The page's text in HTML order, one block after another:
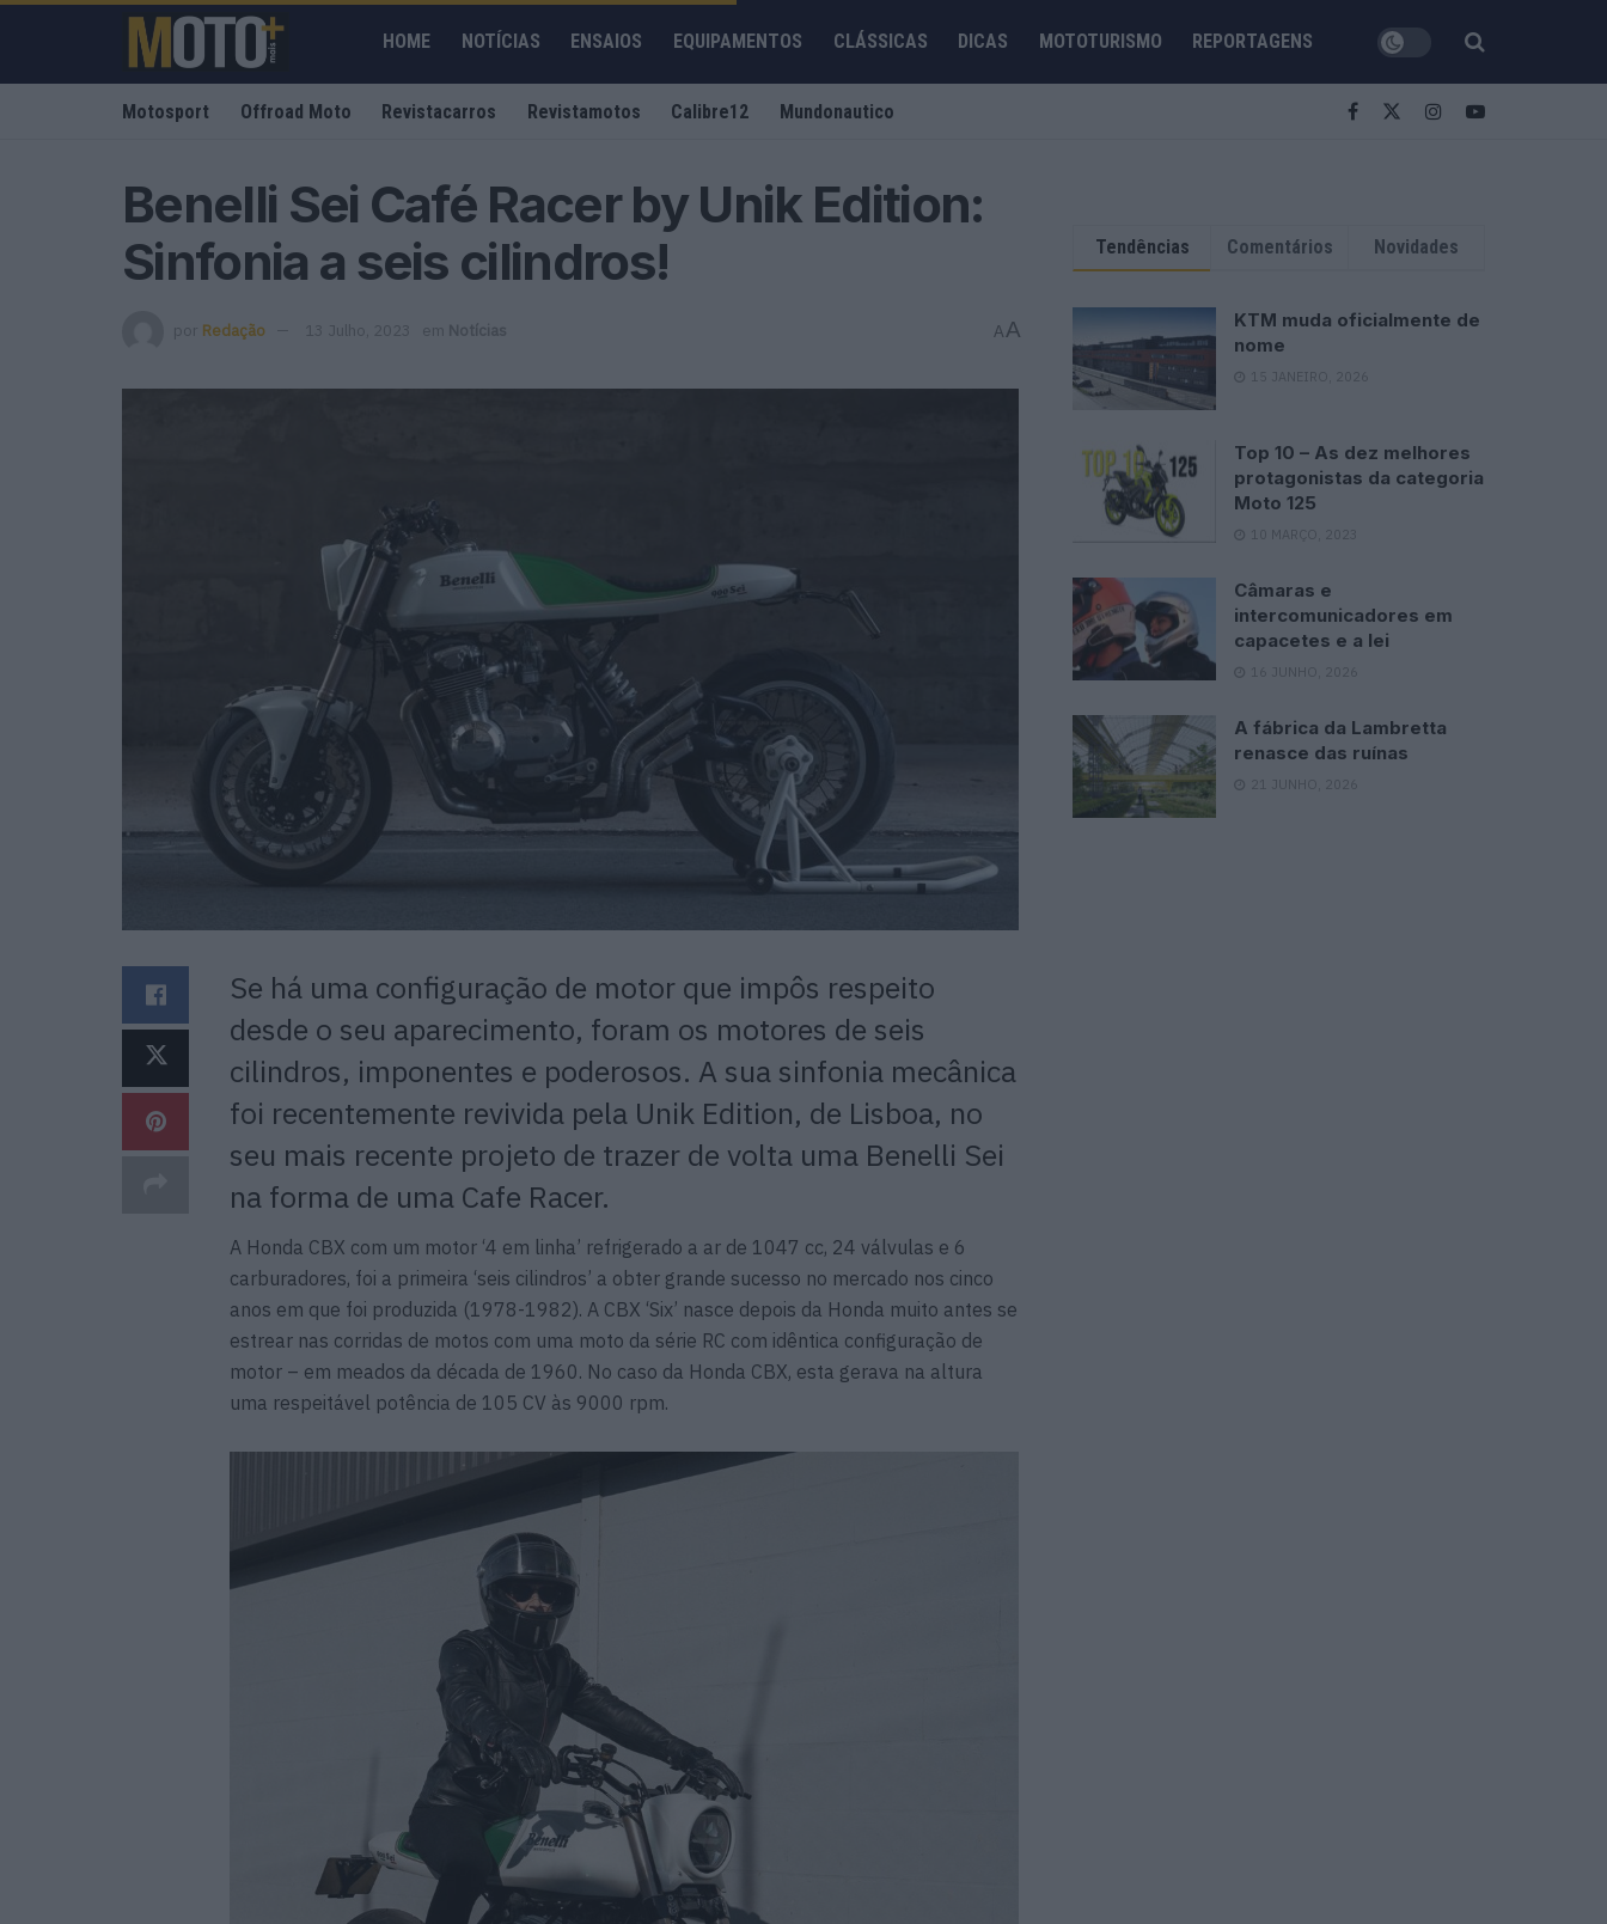
HOME NOTÍCIAS ENSAIOS EQUIPAMENTOS CLÁSSICAS DICAS MOTOTURISMO REPORTAGENS
Motosport Offroad Moto Revistacarros Revistamotos Calibre12 Mundonautico
Benelli Sei Café Racer by Unik Edition:
Sinfonia a seis cilindros!
por Redação 13 Julho, 2023 em Notícias AA
Se há uma configuração de motor que impôs respeito
desde o seu aparecimento, foram os motores de seis
cilindros, imponentes e poderosos. A sua sinfonia mecânica
foi recentemente revivida pela Unik Edition, de Lisboa, no
seu mais recente projeto de trazer de volta uma Benelli Sei
na forma de uma Cafe Racer.
A Honda CBX com um motor ‘4 em linha’ refrigerado a ar de 1047 cc, 24 válvulas e 6
carburadores, foi a primeira ‘seis cilindros’ a obter grande sucesso no mercado nos cinco
anos em que foi produzida (1978-1982). A CBX ‘Six’ nasce depois da Honda muito antes se
estrear nas corridas de motos com uma moto da série RC com idêntica configuração de
motor – em meados da década de 1960. No caso da Honda CBX, esta gerava na altura
uma respeitável potência de 105 CV às 9000 rpm.
Tendências Comentários Novidades
KTM muda oficialmente de
nome
15 JANEIRO, 2026
Top 10 – As dez melhores
protagonistas da categoria
Moto 125
10 MARÇO, 2023
Câmaras e
intercomunicadores em
capacetes e a lei
16 JUNHO, 2026
A fábrica da Lambretta
renasce das ruínas
21 JUNHO, 2026